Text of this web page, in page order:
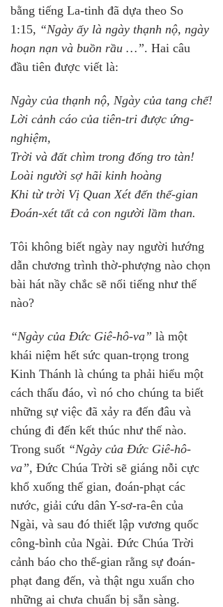
bằng tiếng La-tinh đã dựa theo So
1:15, “Ngày ấy là ngày thạnh nộ, ngày
hoạn nạn và buồn rầu …”. Hai câu
đầu tiên được viết là:
Ngày của thạnh nộ, Ngày của tang chế!
Lời cảnh cáo của tiên-tri được ứng-
nghiệm,
Trời và đất chìm trong đống tro tàn!
Loài người sợ hãi kinh hoàng
Khi từ trời Vị Quan Xét đến thế-gian
Đoán-xét tất cả con người lầm than.
Tôi không biết ngày nay người hướng
dẫn chương trình thờ-phượng nào chọn
bài hát nầy chắc sẽ nổi tiếng như thế
nào?
“Ngày của Đức Giê-hô-va” là một
khái niệm hết sức quan-trọng trong
Kinh Thánh là chúng ta phải hiểu một
cách thấu đáo, vì nó cho chúng ta biết
những sự việc đã xảy ra đến đâu và
chúng đi đến kết thúc như thế nào.
Trong suốt “Ngày của Đức Giê-hô-
va”, Đức Chúa Trời sẽ giáng nỗi cực
khổ xuống thế gian, đoán-phạt các
nước, giải cứu dân Y-sơ-ra-ên của
Ngài, và sau đó thiết lập vương quốc
công-bình của Ngài. Đức Chúa Trời
cảnh báo cho thế-gian rằng sự đoán-
phạt đang đến, và thật ngu xuẩn cho
những ai chưa chuẩn bị sẵn sàng.